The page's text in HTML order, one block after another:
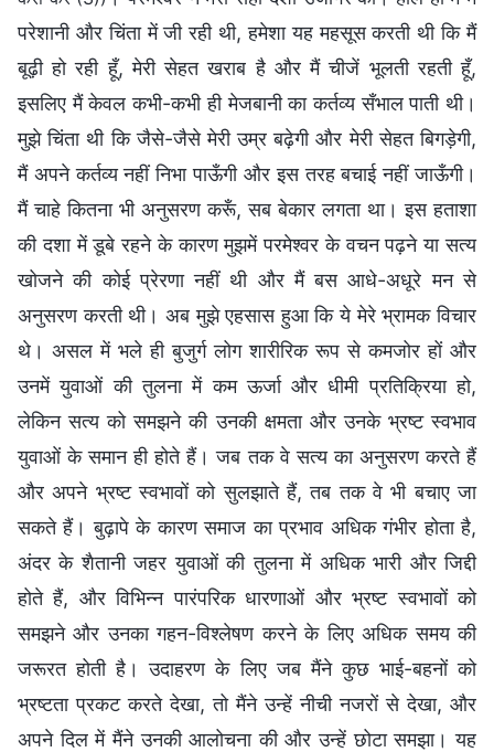
परेशानी और चिंता में जी रही थी, हमेशा यह महसूस करती थी कि मैं
बूढ़ी हो रही हूँ, मेरी सेहत खराब है और मैं चीजें भूलती रहती हूँ,
इसलिए मैं केवल कभी-कभी ही मेजबानी का कर्तव्य सँभाल पाती थी।
मुझे चिंता थी कि जैसे-जैसे मेरी उम्र बढ़ेगी और मेरी सेहत बिगड़ेगी,
मैं अपने कर्तव्य नहीं निभा पाऊँगी और इस तरह बचाई नहीं जाऊँगी।
मैं चाहे कितना भी अनुसरण करूँ, सब बेकार लगता था। इस हताशा
की दशा में डूबे रहने के कारण मुझमें परमेश्वर के वचन पढ़ने या सत्य
खोजने की कोई प्रेरणा नहीं थी और मैं बस आधे-अधूरे मन से
अनुसरण करती थी। अब मुझे एहसास हुआ कि ये मेरे भ्रामक विचार
थे। असल में भले ही बुजुर्ग लोग शारीरिक रूप से कमजोर हों और
उनमें युवाओं की तुलना में कम ऊर्जा और धीमी प्रतिक्रिया हो,
लेकिन सत्य को समझने की उनकी क्षमता और उनके भ्रष्ट स्वभाव
युवाओं के समान ही होते हैं। जब तक वे सत्य का अनुसरण करते हैं
और अपने भ्रष्ट स्वभावों को सुलझाते हैं, तब तक वे भी बचाए जा
सकते हैं। बुढ़ापे के कारण समाज का प्रभाव अधिक गंभीर होता है,
अंदर के शैतानी जहर युवाओं की तुलना में अधिक भारी और जिद्दी
होते हैं, और विभिन्न पारंपरिक धारणाओं और भ्रष्ट स्वभावों को
समझने और उनका गहन-विश्लेषण करने के लिए अधिक समय की
जरूरत होती है। उदाहरण के लिए जब मैंने कुछ भाई-बहनों को
भ्रष्टता प्रकट करते देखा, तो मैंने उन्हें नीची नजरों से देखा, और
अपने दिल में मैंने उनकी आलोचना की और उन्हें छोटा समझा। यह